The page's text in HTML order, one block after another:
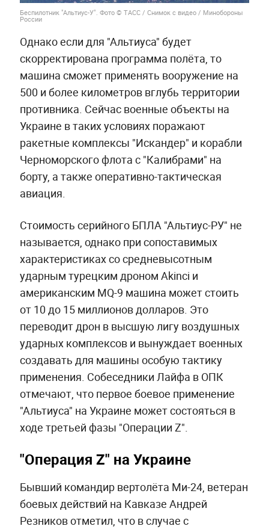
Беспилотник "Альтиус-У". Фото © ТАСС / Снимок с видео / Минобороны
России
Однако если для "Альтиуса" будет
скорректирована программа полёта, то
машина сможет применять вооружение на
500 и более километров вглубь территории
противника. Сейчас военные объекты на
Украине в таких условиях поражают
ракетные комплексы "Искандер" и корабли
Черноморского флота с "Калибрами" на
борту, а также оперативно-тактическая
авиация.
Стоимость серийного БПЛА "Альтиус-РУ" не
называется, однако при сопоставимых
характеристиках со средневысотным
ударным турецким дроном Akinci и
американским MQ-9 машина может стоить
от 10 до 15 миллионов долларов. Это
переводит дрон в высшую лигу воздушных
ударных комплексов и вынуждает военных
создавать для машины особую тактику
применения. Собеседники Лайфа в ОПК
отмечают, что первое боевое применение
"Альтиуса" на Украине может состояться в
ходе третьей фазы "Операции Z".
"Операция Z" на Украине
Бывший командир вертолёта Ми-24, ветеран
боевых действий на Кавказе Андрей
Резников отметил, что в случае с